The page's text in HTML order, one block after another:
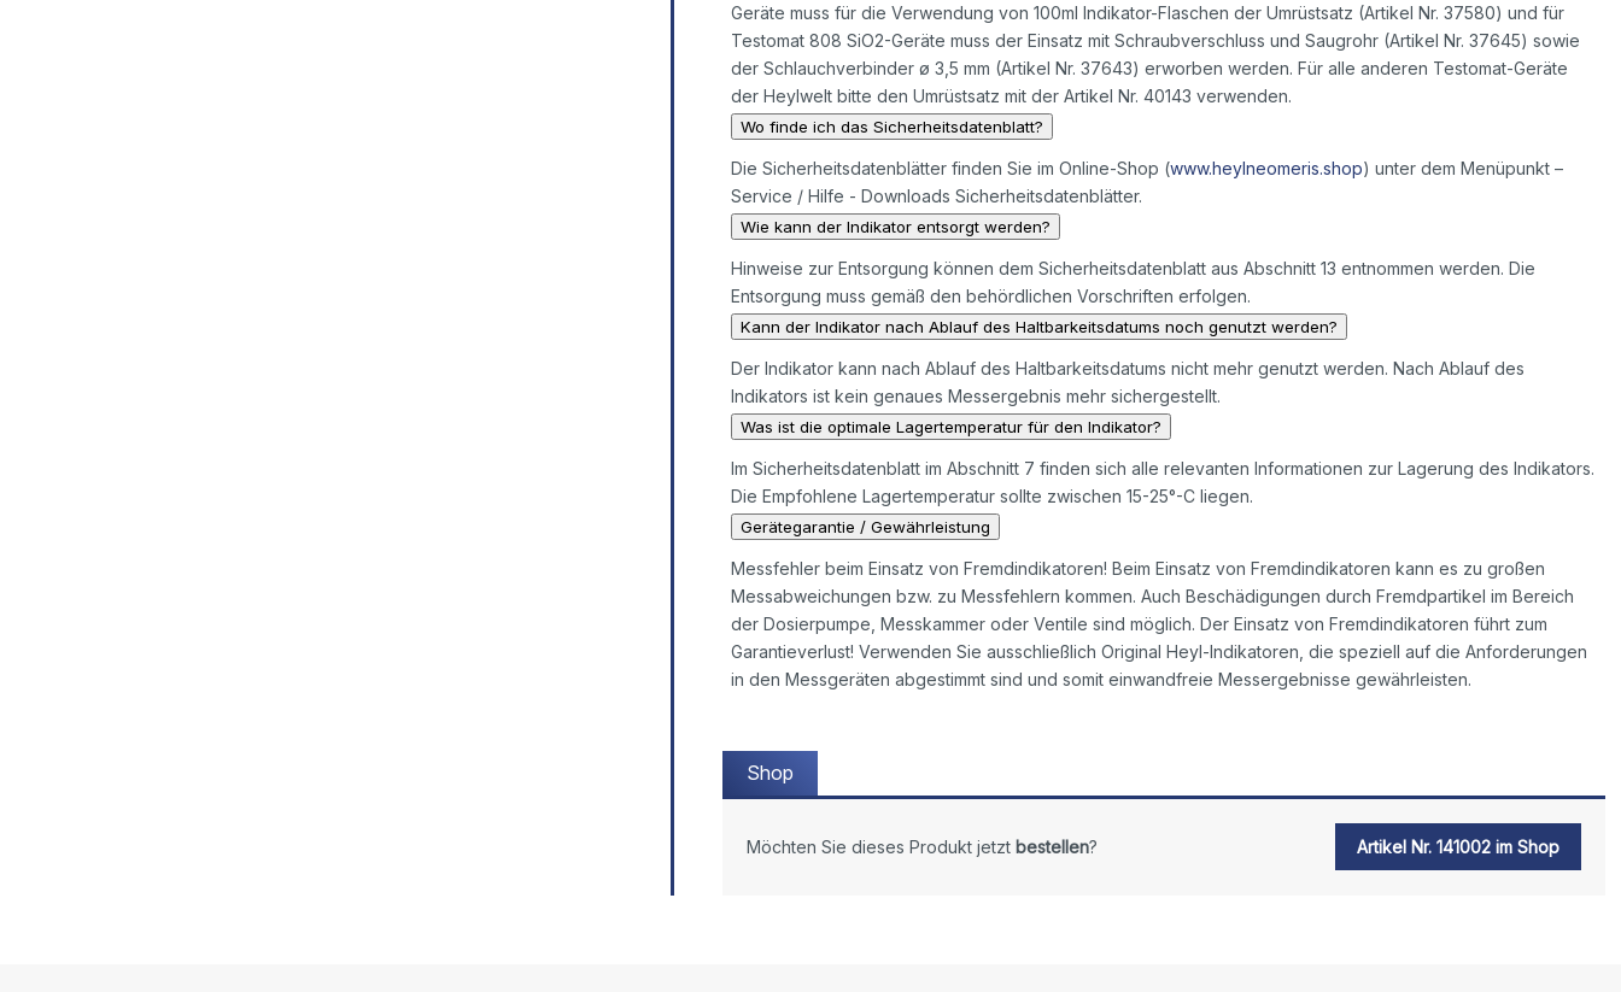
Geräte muss für die Verwendung von 100ml Indikator-Flaschen der Umrüstsatz (Artikel Nr. 37580) und für
Testomat 808 SiO2-Geräte muss der Einsatz mit Schraubverschluss und Saugrohr (Artikel Nr. 37645) sowie
der Schlauchverbinder ø 3,5 mm (Artikel Nr. 37643) erworben werden. Für alle anderen Testomat-Geräte
der Heylwelt bitte den Umrüstsatz mit der Artikel Nr. 40143 verwenden.
Wo finde ich das Sicherheitsdatenblatt?
Die Sicherheitsdatenblätter finden Sie im Online-Shop (www.heylneomeris.shop) unter dem Menüpunkt –
Service / Hilfe - Downloads Sicherheitsdatenblätter.
Wie kann der Indikator entsorgt werden?
Hinweise zur Entsorgung können dem Sicherheitsdatenblatt aus Abschnitt 13 entnommen werden. Die
Entsorgung muss gemäß den behördlichen Vorschriften erfolgen.
Kann der Indikator nach Ablauf des Haltbarkeitsdatums noch genutzt werden?
Der Indikator kann nach Ablauf des Haltbarkeitsdatums nicht mehr genutzt werden. Nach Ablauf des
Indikators ist kein genaues Messergebnis mehr sichergestellt.
Was ist die optimale Lagertemperatur für den Indikator?
Im Sicherheitsdatenblatt im Abschnitt 7 finden sich alle relevanten Informationen zur Lagerung des Indikators.
Die Empfohlene Lagertemperatur sollte zwischen 15-25°-C liegen.
Gerätegarantie / Gewährleistung
Messfehler beim Einsatz von Fremdindikatoren! Beim Einsatz von Fremdindikatoren kann es zu großen
Messabweichungen bzw. zu Messfehlern kommen. Auch Beschädigungen durch Fremdpartikel im Bereich
der Dosierpumpe, Messkammer oder Ventile sind möglich. Der Einsatz von Fremdindikatoren führt zum
Garantieverlust! Verwenden Sie ausschließlich Original Heyl-Indikatoren, die speziell auf die Anforderungen
in den Messgeräten abgestimmt sind und somit einwandfreie Messergebnisse gewährleisten.
Shop
Möchten Sie dieses Produkt jetzt bestellen? Artikel Nr. 141002 im Shop